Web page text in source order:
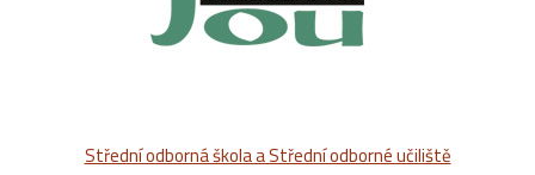
Střední odborná škola a Střední odborné učiliště